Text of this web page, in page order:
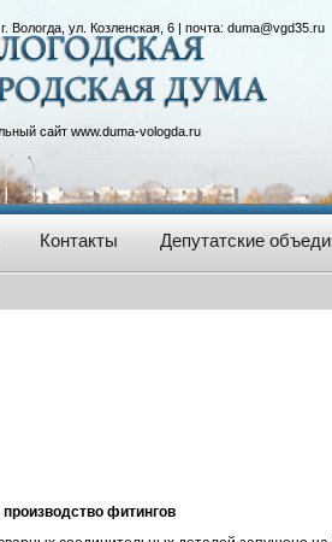
Вологда, ул. Козленская, 6 | почта: duma@vgd35.ru
сайт www.duma-vologda.ru
Контакты Депутатские
фитингов